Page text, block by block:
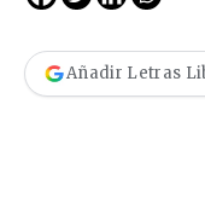
Añadir Letras